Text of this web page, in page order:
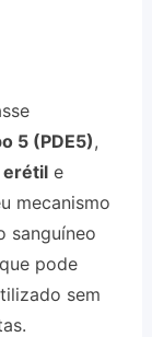
5 (PDE5),
erétile
mecanismo
sanguíneo
pode
sem